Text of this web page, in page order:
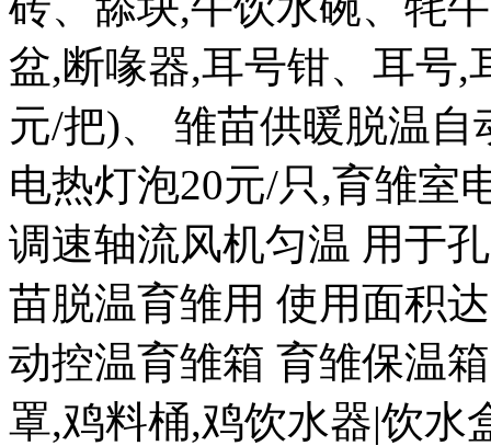
盆,断喙器,耳号钳、耳号,
元/把)、 雏苗供暖脱温
电热灯泡20元/只,育雏室
调速轴流风机匀温 用于
苗脱温育雏用 使用面积
动控温育雏箱 育雏保温
罩,鸡料桶,鸡饮水器|饮水